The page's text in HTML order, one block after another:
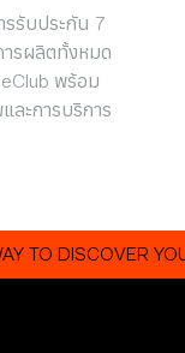
รรับประกัน 7
ารผลิตทั้งหมด
พร้อม
ะการบริการ
DISCOVER YOUR